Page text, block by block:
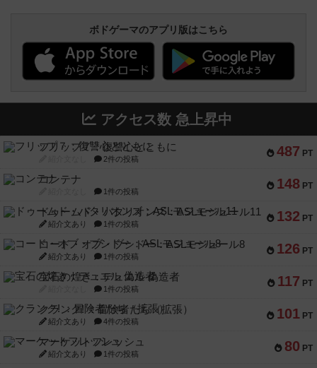
ボドゲーマのアプリ版はこちら
アクセス数 急上昇中
487 PT
フリップ７：復讐心とともに
2件の投稿
148 PT
コンテナ
1件の投稿
132 PT
ドゥームド・バタリオンズ：ASLモジュール11
紹介文あり 1件の投稿
126 PT
コード・オブ・ブシドー：ASLモジュール8
紹介文あり 1件の投稿
117 PT
宝石の煌き：デュエル 偽造者
1件の投稿
101 PT
クランク! ：冒険者たち（拡張）
紹介文あり 4件の投稿
80 PT
マーケットフレッシュ
紹介文あり 1件の投稿